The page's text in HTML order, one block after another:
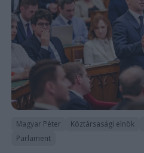
Magyar Péter Köztársasági elnök
Parlament